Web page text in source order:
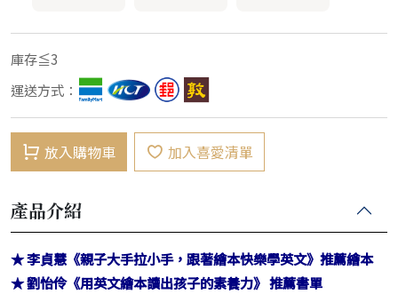
庫存≦3
運送方式：
放入購物車 加入喜愛清單
產品介紹
★ 李貞慧《親子大手拉小手，跟著繪本快樂學英文》推薦繪本
★ 劉怡伶《用英文繪本讀出孩子的素養力》 推薦書單